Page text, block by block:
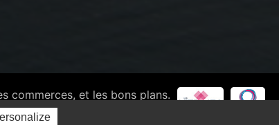
commerces, et les bons plans.
-Création site Internet : Executive